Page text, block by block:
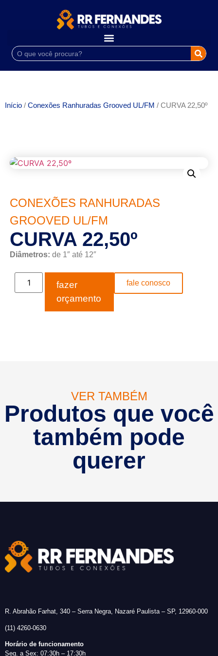
Início / Conexões Ranhuradas Grooved UL/FM / CURVA 22,50º
CONEXÕES RANHURADAS
GROOVED UL/FM
CURVA 22,50º
Diâmetros: de 1″ até 12″
fazer
orçamento
fale conosco
VER TAMBÉM
Produtos que você
também pode
querer
R. Abrahão Farhat, 340 – Serra Negra, Nazaré Paulista – SP, 12960-000
(11) 4260-0630
Horário de funcionamento
Seg. a Sex: 07:30h – 17:30h